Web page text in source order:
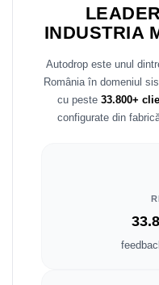
Chrysler
Rame adaptoare Fiat
Rame adaptoare Chevrolet
Rame adaptoare
Rame adaptoare Chrysler
INDUSTRIA
Autodrop este unul
România în domeniul
cu peste 33.800+
configurate din